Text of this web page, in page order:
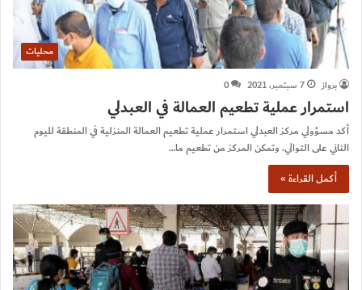
محليات
برواز
7 سبتمبر، 2021 0
استمرار عملية تطعيم العمالة في العبدلي
أكد مسؤولي مركز العبدلي استمرار عملية تطعيم العمالة المنزلية في المنطقة لليوم
الثاني على التوالي. وتمكن المركز من تطعيم ما…
أكمل القراءة »